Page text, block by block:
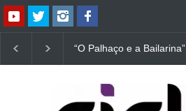
“O Palhaço e a Bailarina”
estreia hoje (1º) em
Uberlândia